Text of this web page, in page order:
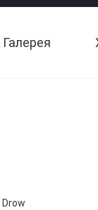
Галерея
Drow